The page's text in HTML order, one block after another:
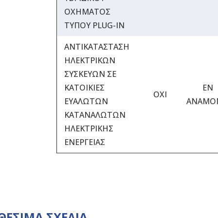
ΟΧΗΜΑΤΟΣ
ΤΥΠΟΥ PLUG-IN
ΑΝΤΙΚΑΤΑΣΤΑΣΗ
ΗΛΕΚΤΡΙΚΩΝ
ΣΥΣΚΕΥΩΝ ΣΕ
ΚΑΤΟΙΚΙΕΣ
ΕΥΑΛΩΤΩΝ
ΚΑΤΑΝΑΛΩΤΩΝ
ΗΛΕΚΤΡΙΚΗΣ
ΕΝΕΡΓΕΙΑΣ
ΟΧΙ
ΕΝ